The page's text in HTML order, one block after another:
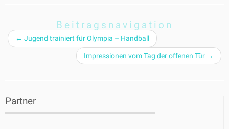
Beitragsnavigation
← Jugend trainiert für Olympia – Handball
Impressionen vom Tag der offenen Tür →
Partner